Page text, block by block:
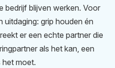
bedrijf blijven werken. Voor
uitdaging: grip houden én
er een echte partner die
als het kan, een
het moet.